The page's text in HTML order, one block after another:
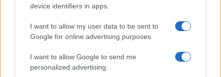
device identifiers in apps.
I want to allow my user data to be sent to
Google for online advertising purposes.
I want to allow Google to send me
personalized advertising.
Ακολουθήστε το Νewsit.gr στο
ενημερωθείτε πρώτοι για όλη την ειδησεογραφία και τα
τελευταία νέατης ημέρας